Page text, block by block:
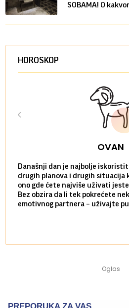
SOBAMA! O
HOROSKOP
OVAN
Današnji dan je najbolje
drugih planova i drugih situacija
ono gde ćete najviše uživati
Bez obzira da li tek pokrećete
emotivnog partnera – uživajte